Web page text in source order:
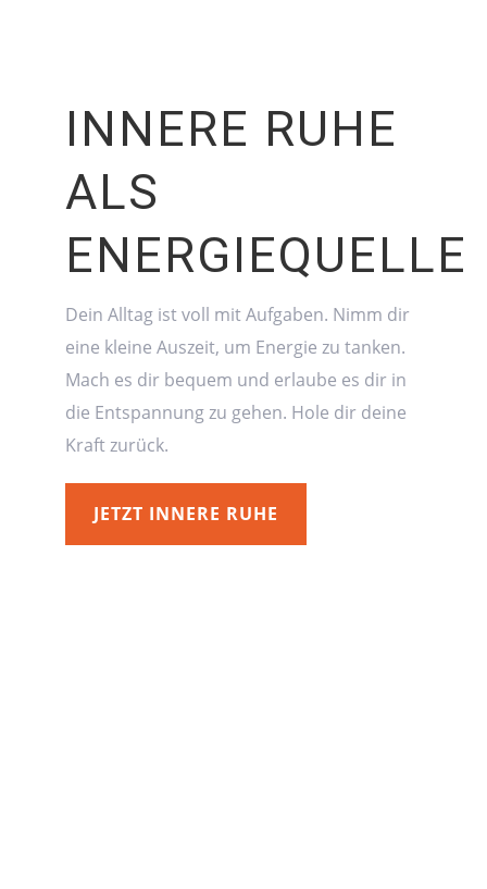
INNERE RUHE
ALS
ENERGIEQUELLE
Dein Alltag ist voll mit Aufgaben. Nimm dir
eine kleine Auszeit, um Energie zu tanken.
Mach es dir bequem und erlaube es dir in
die Entspannung zu gehen. Hole dir deine
Kraft zurück.
JETZT INNERE RUHE